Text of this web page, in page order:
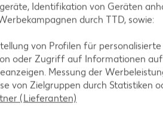
Identifikation von Geräten
durch TTD, sowie:
von Profilen für
oder Zugriff auf Informationen
Messung der
von Zielgruppen durch Statistiken
(Lieferanten)